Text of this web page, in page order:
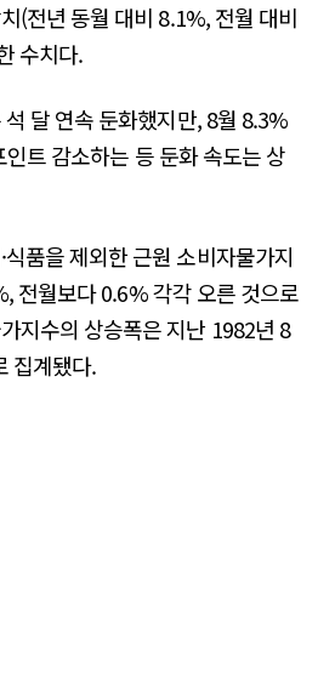
(전년 동월 대비 8.1%, 전월 대비
수치다.
달 연속 둔화했지만, 8월 8.3%
트 감소하는 등 둔화 속도는 상
품을 제외한 근원 소비자물가지
전월보다 0.6% 각각 오른 것으로
지수의 상승폭은 지난 1982년 8
집계됐다.